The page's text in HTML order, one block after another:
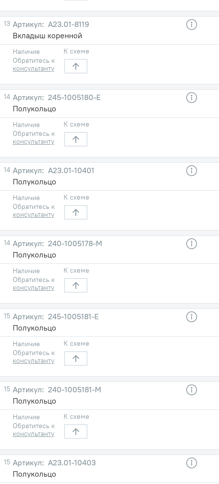
13
А23.01-8119
Вкладыш коренной
Наличие
Обратитесь к
консультанту
К схеме
14
245-1005180-Е
Полукольцо
Наличие
Обратитесь к
консультанту
К схеме
14
А23.01-10401
Полукольцо
Наличие
Обратитесь к
консультанту
К схеме
14
240-1005178-М
Полукольцо
Наличие
Обратитесь к
консультанту
К схеме
15
245-1005181-Е
Полукольцо
Наличие
Обратитесь к
консультанту
К схеме
15
240-1005181-М
Полукольцо
Наличие
Обратитесь к
консультанту
К схеме
15
А23.01-10403
Полукольцо